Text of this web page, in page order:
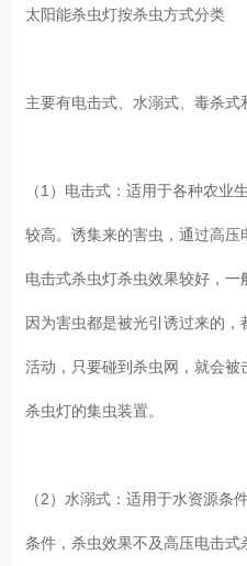
太阳能杀虫灯按杀虫方式分类
主要有电击式、水溺式、毒杀式
（1）电击式：适用于各种农业
较高。诱集来的害虫，通过高
电击式杀虫灯杀虫效果较好，一
因为害虫都是被光引诱过来的
活动，只要碰到杀虫网，就会被
杀虫灯的集虫装置。
（2）水溺式：适用于水资源条
条件，杀虫效果不及高压电击